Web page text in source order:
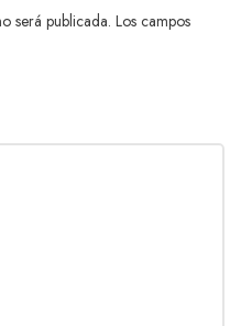
será publicada. Los campos